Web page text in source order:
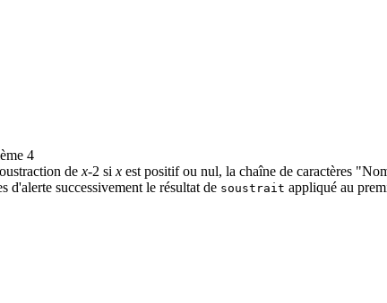
4
de x-2 si x est positif ou nul, la chaîne de caractères
d'alerte successivement le résultat de soustrait appliqué au